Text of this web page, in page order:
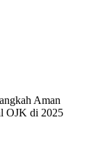
Aman
OJK di 2025